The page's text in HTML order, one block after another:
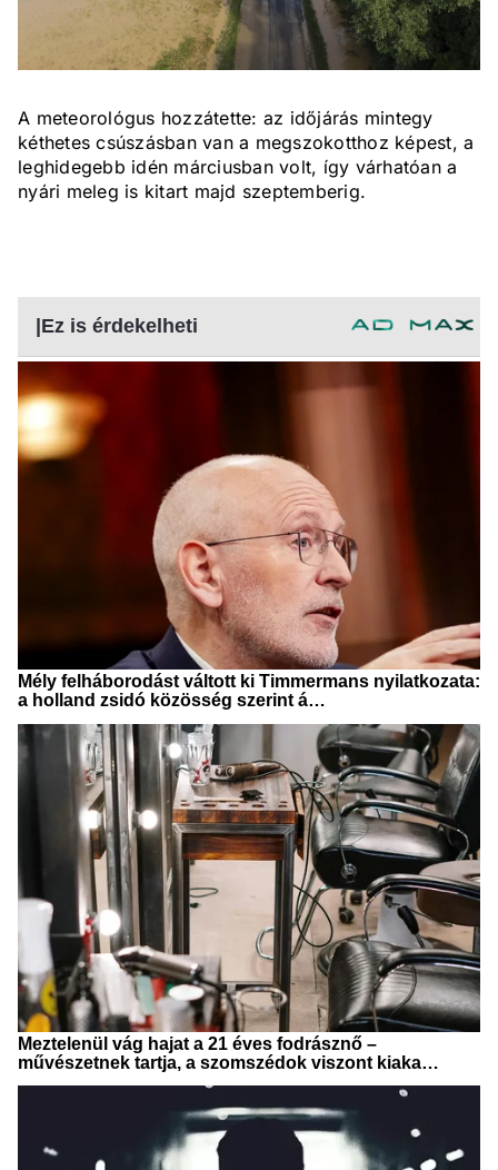
A meteorológus hozzátette: az időjárás mintegy
kéthetes csúszásban van a megszokotthoz képest, a
leghidegebb idén márciusban volt, így várhatóan a
nyári meleg is kitart majd szeptemberig.